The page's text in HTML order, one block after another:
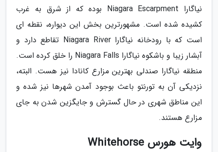
نیاگارا Niagara Escarpment بوده که از شرق به غرب
کشیده شده است. مشهورترین بخش این دیواره، نقطه ای
است که با رودخانه نیاگارا Niagara River تقاطع دارد و
آبشار زیبا و باشکوه نیاگارا Niagara Falls را خلق کرده است.
منطقه نیاگارا صندلی بهترین مزارع کانادا نیز هست. البته،
نزدیکی آن به تورنتو باعث بوجود آمدن شهرها نیز شده و
این مناطق شهری در حال گسترش و جایگزین شدن به جای
مزارع هستند.
وایت هورس Whitehorse